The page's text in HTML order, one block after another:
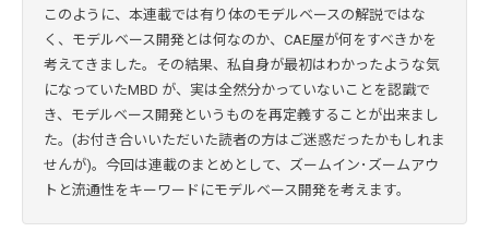
このように、本連載では有り体のモデルベースの解説ではな
く、モデルベース開発とは何なのか、CAE屋が何をすべきかを
考えてきました。その結果、私自身が最初はわかったような気
になっていたMBD が、実は全然分かっていないことを認識で
き、モデルベース開発というものを再定義することが出来まし
た。(お付き合いいただいた読者の方はご迷惑だったかもしれま
せんが)。今回は連載のまとめとして、ズームイン･ズームアウ
トと流通性をキーワードにモデルベース開発を考えます。